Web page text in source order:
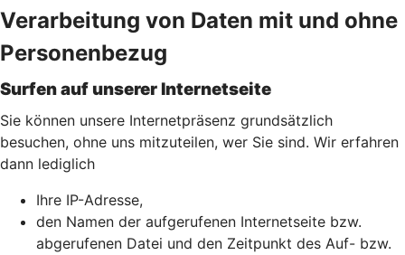
Verarbeitung von Daten mit und ohne
Personenbezug
Surfen auf unserer Internetseite
Sie können unsere Internetpräsenz grundsätzlich
besuchen, ohne uns mitzuteilen, wer Sie sind. Wir erfahren
dann lediglich
Ihre IP-Adresse,
den Namen der aufgerufenen Internetseite bzw.
abgerufenen Datei und den Zeitpunkt des Auf- bzw.